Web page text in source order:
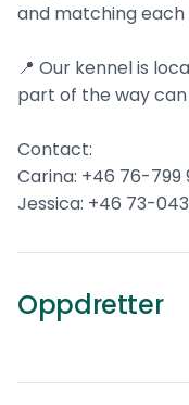
and matching
📍 Our kennel is
part of the way
Contact:
Carina: +46 76-799
Jessica: +46 73-
Oppdretter
Söråker